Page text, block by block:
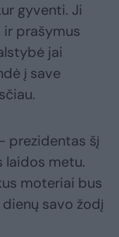
gyventi. Ji
prašymus
jai
į save
prezidentas šį
laidos metu.
moteriai bus
savo žodį